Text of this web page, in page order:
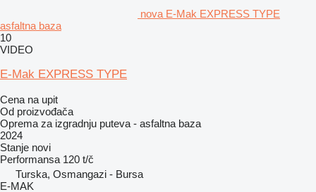
nova E-Mak EXPRESS TYPE
asfaltna baza
10
VIDEO
E-Mak EXPRESS TYPE
Cena na upit
Od proizvođača
Oprema za izgradnju puteva - asfaltna baza
2024
Stanje novi
Performansa 120 t/č
Turska, Osmangazi - Bursa
E-MAK